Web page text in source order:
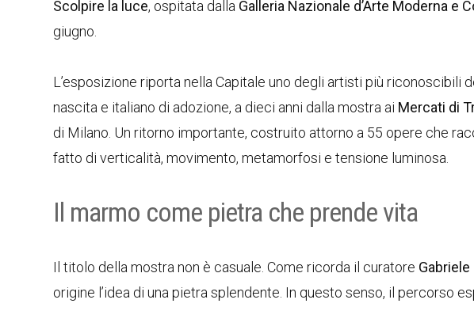
Scolpire la luce, ospitata dalla Galleria Nazionale d’Arte Moderna e
giugno.
L’esposizione riporta nella Capitale uno degli artisti più riconoscibili
nascita e italiano di adozione, a dieci anni dalla mostra ai Mercati di
di Milano. Un ritorno importante, costruito attorno a 55 opere che
fatto di verticalità, movimento, metamorfosi e tensione luminosa.
Il marmo come pietra che prende vita
Il titolo della mostra non è casuale. Come ricorda il curatore
origine l’idea di una pietra splendente. In questo senso, il percorso